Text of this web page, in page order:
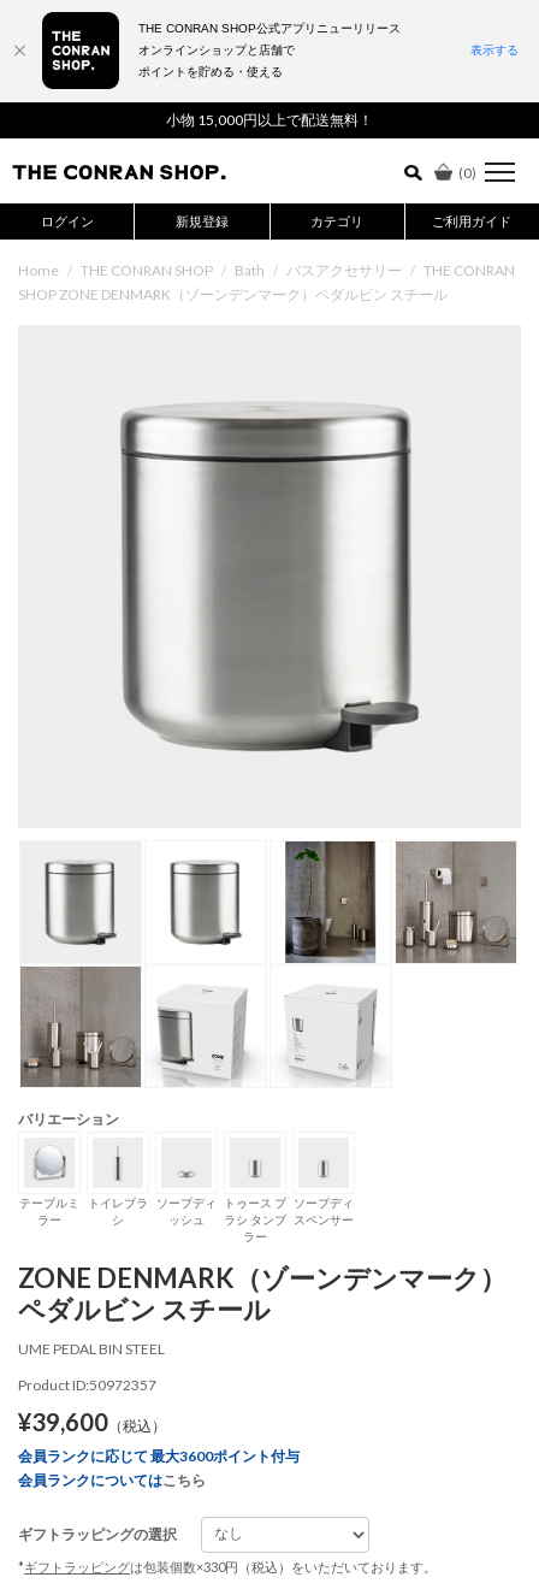
小物 15,000円以上で配送無料！
(0)
ログイン 新規登録 カテゴリ ご利用ガイド
詳細検索はこちら
Home / THE CONRAN SHOP / Bath / バスアクセサリー / THE CONRAN
SHOP ZONE DENMARK（ゾーンデンマーク）ペダルビン スチール
バリエーション
テーブルミ
ラー
トイレブラ
シ
ソープディ
ッシュ
トゥース ブ
ラシ タンブ
ラー
ソープディ
スペンサー
ZONE DENMARK（ゾーンデンマーク）
ペダルビン スチール
UME PEDAL BIN STEEL
Product ID:50972357
¥39,600 （税込）
会員ランクに応じて 最大3600ポイント付与
会員ランクについてはこちら
ギフトラッピングの選択
*ギフトラッピングは包装個数×330円（税込）をいただいております。
THE CONRAN SHOP公式アプリニューリリース
オンラインショップと店舗で
ポイントを貯める・使える
表示する